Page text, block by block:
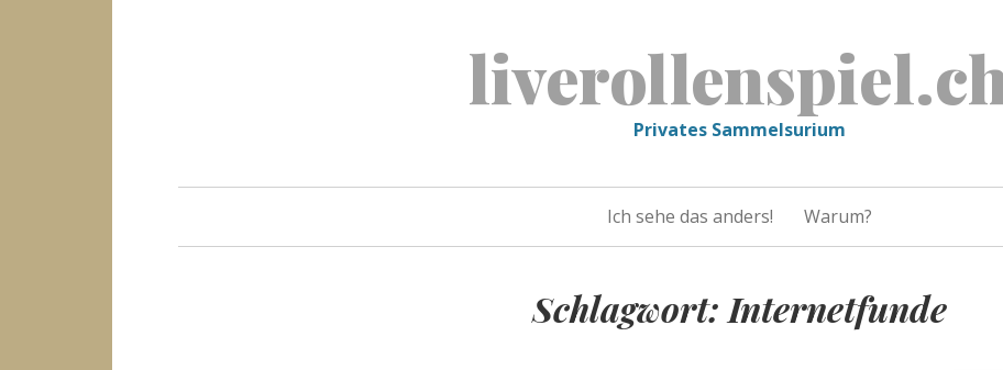
Privates Sammelsurium
Ich sehe das anders! Warum?
Schlagwort: Internetfunde